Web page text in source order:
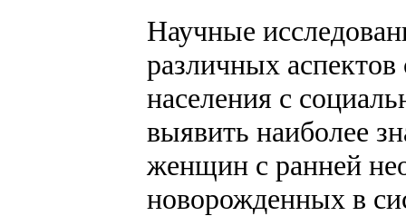
Научные
различных аспектов
населения с
выявить наиболее
женщин с ранней
новорожденных в